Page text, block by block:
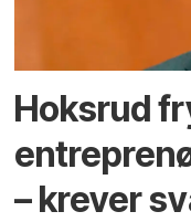
Hoksrud
– krever